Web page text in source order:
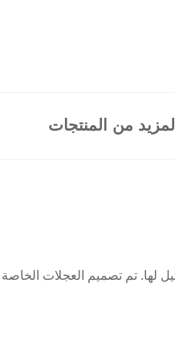
المزيد من المنتجات
لها. تم تصميم العجلات